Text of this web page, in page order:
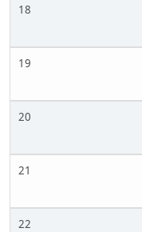
18
19
20
21
22